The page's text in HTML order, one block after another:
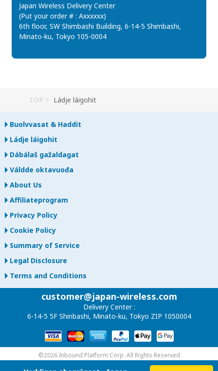
Japan Wireless Delivery Center
(Put your order # : Axxxxxx)
6th floor, SW Shimbashi Building, 6-14-5 Shimbashi,
Minato-ku, Tokyo 105-0004
TOP Ládje láigohit
Buolvvasat & Haddit
Ládje láigohit
Dábálaš gažaldagat
Váldde oktavuođa
About Us
Affiliateprogram
Privacy Policy
Cookie Policy
Summary of Service
Legal Disclosure
Terms and Conditions
customer@japan-wireless.com
Delivery Center :
6-14-5 5F Shinbashi, Minato-ku, Tokyo ZIP 1050004
©2026 Inbound Platform Corp. All Rights Reserved